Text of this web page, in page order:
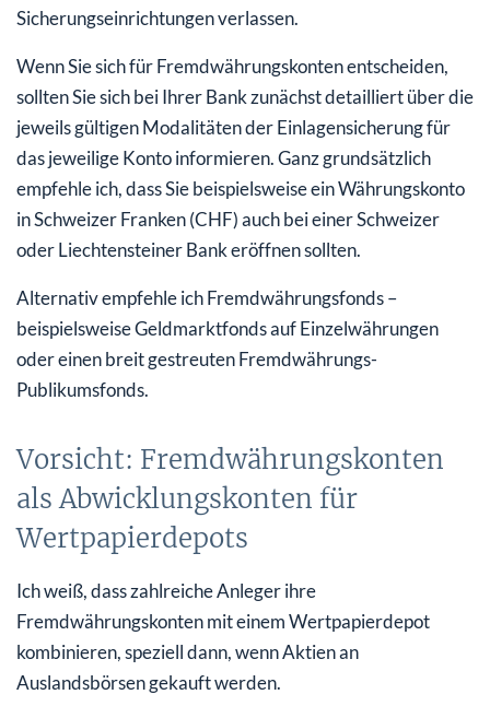
Sicherungseinrichtungen verlassen.
Wenn Sie sich für Fremdwährungskonten entscheiden,
sollten Sie sich bei Ihrer Bank zunächst detailliert über die
jeweils gültigen Modalitäten der Einlagensicherung für
das jeweilige Konto informieren. Ganz grundsätzlich
empfehle ich, dass Sie beispielsweise ein Währungskonto
in Schweizer Franken (CHF) auch bei einer Schweizer
oder Liechtensteiner Bank eröffnen sollten.
Alternativ empfehle ich Fremdwährungsfonds –
beispielsweise Geldmarktfonds auf Einzelwährungen
oder einen breit gestreuten Fremdwährungs-
Publikumsfonds.
Vorsicht: Fremdwährungskonten
als Abwicklungskonten für
Wertpapierdepots
Ich weiß, dass zahlreiche Anleger ihre
Fremdwährungskonten mit einem Wertpapierdepot
kombinieren, speziell dann, wenn Aktien an
Auslandsbörsen gekauft werden.